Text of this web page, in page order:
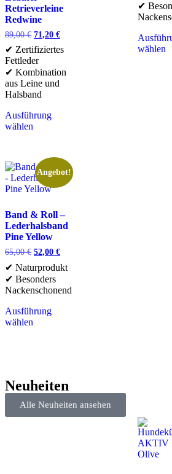
Retrieverleine
Redwine
89,00€ 71,20 €
✔ Zertifiziertes
Fettleder
✔ Kombination
aus Leine und
Halsband
Ausführung
wählen
✔
wählen
Angebot!
Band & Roll –
Lederhalsband
Pine Yellow
65,00€ 52,00 €
✔ Naturprodukt
✔ Besonders
Nackenschonend
Ausführung
wählen
Neuheiten
Alle Neuheiten ansehen